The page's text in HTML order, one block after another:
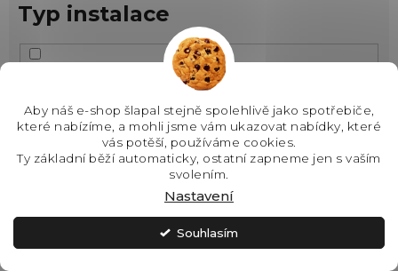
Aby náš e-shop šlapal stejně spolehlivě jako spotřebiče,
které nabízíme, a mohli jsme vám ukazovat nabídky, které
vás potěší, používáme cookies.
Ty základní běží automaticky, ostatní zapneme jen s vaším
svolením.
Nastavení
Souhlasím
Typ instalace
Nástěnné 25
Ostrůvkové